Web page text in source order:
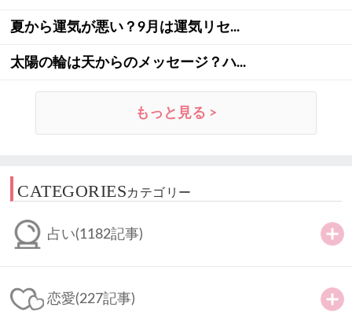
夏から運気が悪い？9月は運気リセ...
太陽の輪は天からのメッセージ？ハ...
もっと見る >
CATEGORIESカテゴリー
占い(1182記事)
恋愛(227記事)